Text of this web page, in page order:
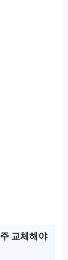
교체해야